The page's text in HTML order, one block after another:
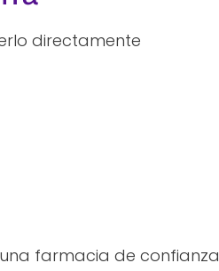
directamente
farmacia de confianza